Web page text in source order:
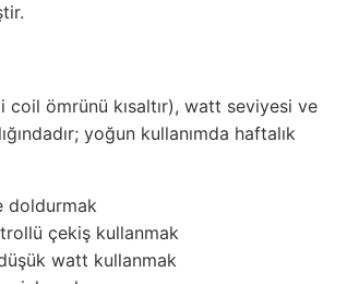
coil ömrünü kısaltır), watt seviyesi ve
yoğun kullanımda haftalık
doldurmak
çekiş kullanmak
watt kullanmak